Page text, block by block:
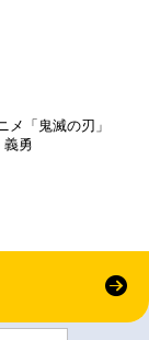
メ「鬼滅の刃」
義勇